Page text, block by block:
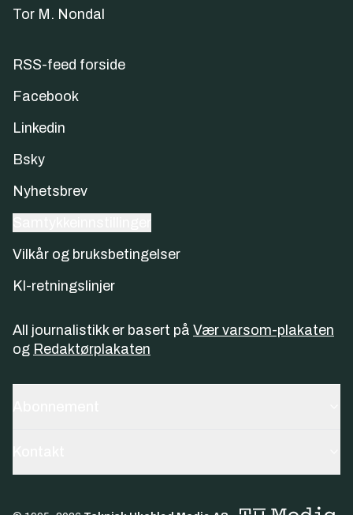
Tor M. Nondal
RSS-feed forside
Facebook
Linkedin
Bsky
Nyhetsbrev
Vilkår og bruksbetingelser
KI-retningslinjer
All journalistikk er basert på Vær varsom-plakaten
og Redaktørplakaten